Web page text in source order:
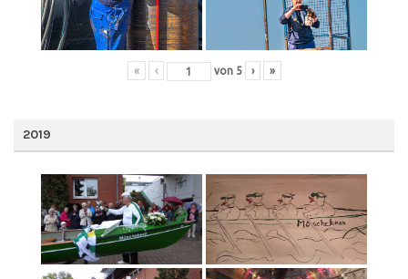
« ‹ von 5 › »
2019